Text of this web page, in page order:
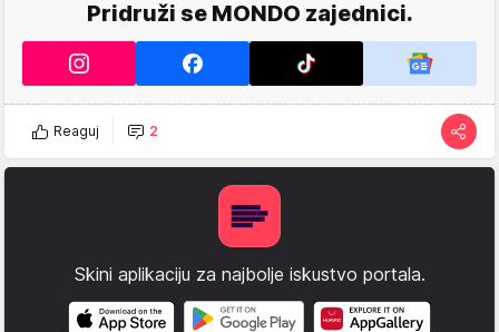
Pridruži se MONDO zajednici.
Reaguj 2
Skini aplikaciju za najbolje iskustvo portala.